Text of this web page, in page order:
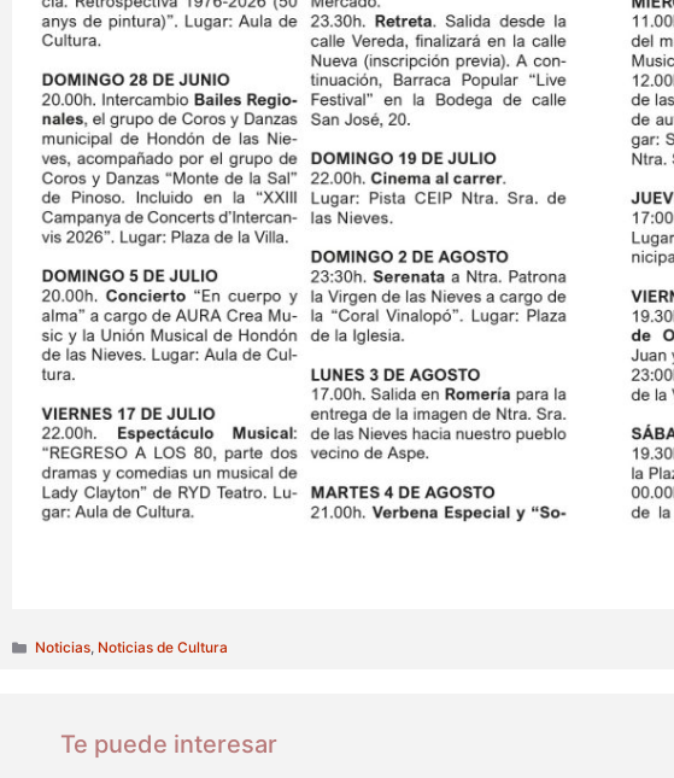
Categorías
Noticias, Noticias de Cultura
Te puede interesar